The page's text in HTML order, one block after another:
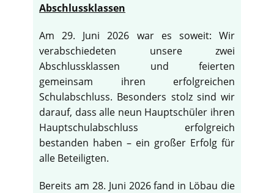
Abschlussklassen
Am 29. Juni 2026 war es soweit: Wir
verabschiedeten unsere zwei
Abschlussklassen und feierten
gemeinsam ihren erfolgreichen
Schulabschluss. Besonders stolz sind wir
darauf, dass alle neun Hauptschüler ihren
Hauptschulabschluss erfolgreich
bestanden haben – ein großer Erfolg für
alle Beteiligten.
Bereits am 28. Juni 2026 fand in Löbau die